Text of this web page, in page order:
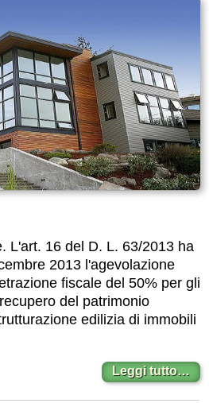
L'art. 16 del D. L. 63/2013 ha
2013 l'agevolazione
fiscale del 50% per gli
del patrimonio
edilizia di immobili
Leggi tutto…